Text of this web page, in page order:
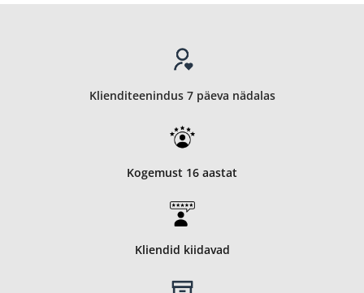
Klienditeenindus 7 päeva nädalas
Kogemust 16 aastat
Kliendid kiidavad